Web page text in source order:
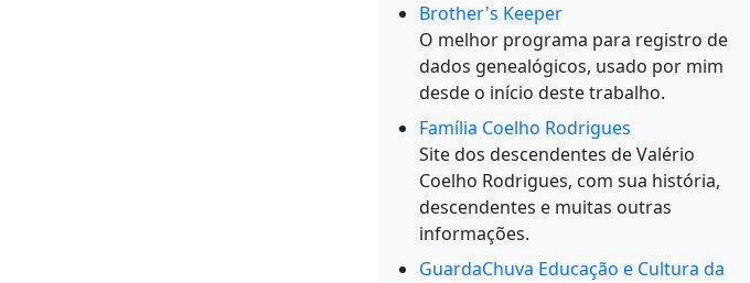
Brother's Keeper
O melhor programa para registro de
dados genealógicos, usado por mim
desde o início deste trabalho.
Família Coelho Rodrigues
Site dos descendentes de Valério
Coelho Rodrigues, com sua história,
descendentes e muitas outras
informações.
GuardaChuva Educação e Cultura da